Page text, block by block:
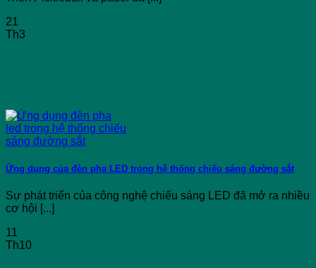
21
Th3
Ứng dụng của đèn pha LED trong hệ thống chiếu sáng đường sắt
Sự phát triển của công nghệ chiếu sáng LED đã mở ra nhiều
cơ hội [...]
11
Th10